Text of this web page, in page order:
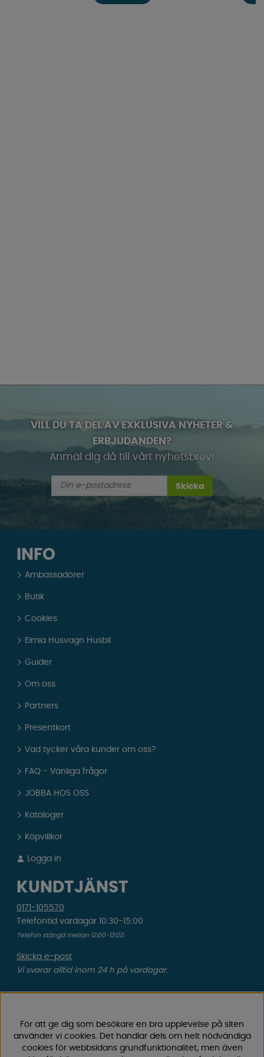
VILL DU TA DEL AV EXKLUSIVA NYHETER &
ERBJUDANDEN?
Anmäl dig då till vårt nyhetsbrev!
Skicka
INFO
Ambassadörer
Butik
Cookies
Elmia Husvagn Husbil
Guider
Om oss
Partners
Presentkort
Vad tycker våra kunder om oss?
FAQ - Vanliga frågor
JOBBA HOS OSS
Kataloger
Köpvillkor
Logga in
KUNDTJÄNST
0171-105570
Telefontid vardagar 10:30-15:00
Telefon stängd mellan 12:00-13:00
Skicka e-post
Vi svarar alltid inom 24 h på vardagar.
Registrera din reklamation
Gäller defekt vara, transportskada etc.
För att ge dig som besökare en bra upplevelse på siten
använder vi cookies. Det handlar dels om helt nödvändiga
cookies för webbsidans grundfunktionalitet, men även